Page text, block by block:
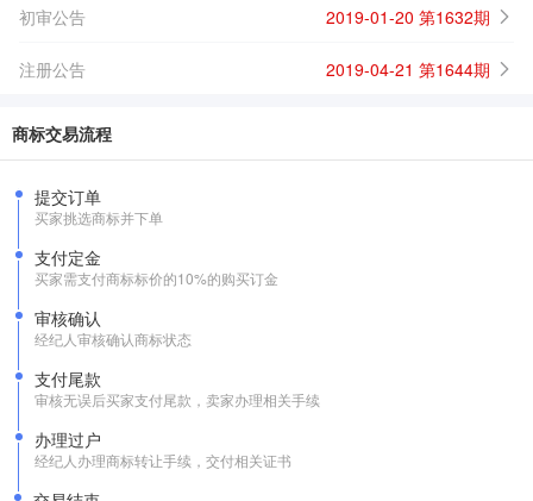
初审公告 2019-01-20 第1632期
注册公告 2019-04-21 第1644期
商标交易流程
提交订单
买家挑选商标并下单
支付定金
买家需支付商标标价的10%的购买订金
审核确认
经纪人审核确认商标状态
支付尾款
审核无误后买家支付尾款，卖家办理相关手续
办理过户
经纪人办理商标转让手续，交付相关证书